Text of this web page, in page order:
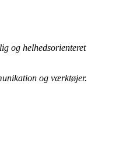
og helhedsorienteret
og værktøjer.